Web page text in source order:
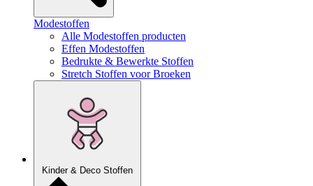
Modestoffen
Alle Modestoffen producten
Effen Modestoffen
Bedrukte & Bewerkte Stoffen
Stretch Stoffen voor Broeken
Kinder & Deco Stoffen